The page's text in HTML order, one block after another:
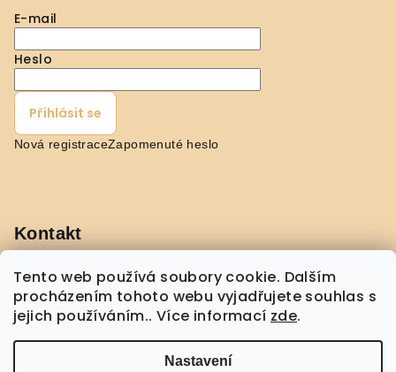
Tento web používá soubory cookie. Dalším
procházením tohoto webu vyjadřujete souhlas s
jejich používáním.. Více informací zde.
Nastavení
E-mail
Heslo
Přihlásit se
Nová registraceZapomenuté heslo
Kontakt
pavla@shopmorebeauty.com
+420 608 432 775